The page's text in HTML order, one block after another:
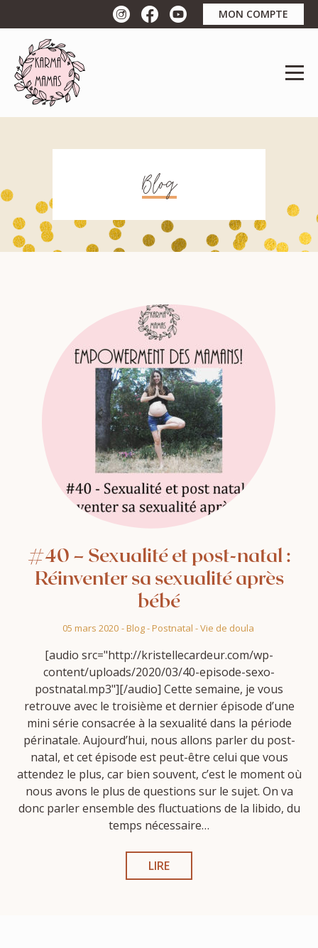
MON COMPTE
Blog
#40 – Sexualité et post-natal :
Réinventer sa sexualité après
bébé
05 mars 2020 -Blog-Postnatal -Vie de doula
[audio src="http://kristellecardeur.com/wp-
content/uploads/2020/03/40-episode-sexo-
postnatal.mp3"][/audio] Cette semaine, je vous
retrouve avec le troisième et dernier épisode d’une
mini série consacrée à la sexualité dans la période
périnatale. Aujourd’hui, nous allons parler du post-
natal, et cet épisode est peut-être celui que vous
attendez le plus, car bien souvent, c’est le moment où
nous avons le plus de questions sur le sujet. On va
donc parler ensemble des fluctuations de la libido, du
temps nécessaire…
LIRE